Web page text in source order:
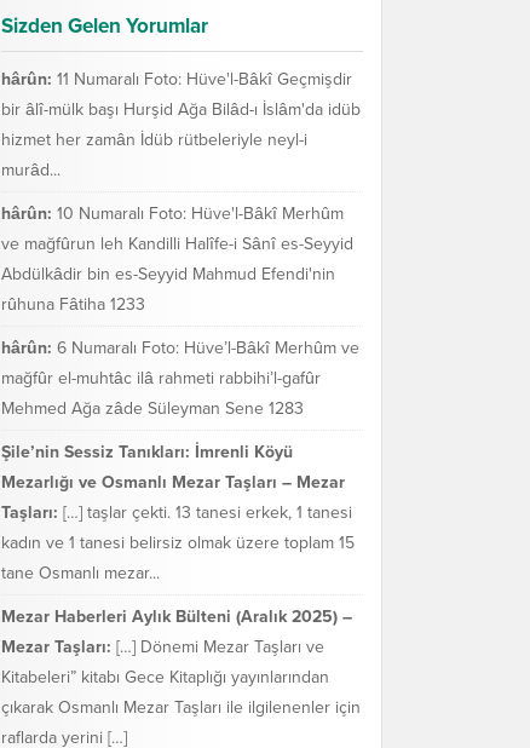
Sizden Gelen Yorumlar
hârûn: 11 Numaralı Foto: Hüve'l-Bâkî Geçmişdir
bir âlî-mülk başı Hurşid Ağa Bilâd-ı İslâm'da idüb
hizmet her zamân İdüb rütbeleriyle neyl-i
murâd...
hârûn: 10 Numaralı Foto: Hüve'l-Bâkî Merhûm
ve mağfûrun leh Kandilli Halîfe-i Sânî es-Seyyid
Abdülkâdir bin es-Seyyid Mahmud Efendi'nin
rûhuna Fâtiha 1233
hârûn: 6 Numaralı Foto: Hüve’l-Bâkî Merhûm ve
mağfûr el-muhtâc ilâ rahmeti rabbihi’l-gafûr
Mehmed Ağa zâde Süleyman Sene 1283
Şile’nin Sessiz Tanıkları: İmrenli Köyü
Mezarlığı ve Osmanlı Mezar Taşları – Mezar
Taşları: […] taşlar çekti. 13 tanesi erkek, 1 tanesi
kadın ve 1 tanesi belirsiz olmak üzere toplam 15
tane Osmanlı mezar...
Mezar Haberleri Aylık Bülteni (Aralık 2025) –
Mezar Taşları: […] Dönemi Mezar Taşları ve
Kitabeleri” kitabı Gece Kitaplığı yayınlarından
çıkarak Osmanlı Mezar Taşları ile ilgilenenler için
raflarda yerini […]